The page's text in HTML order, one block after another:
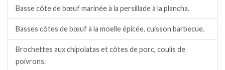
Basse côte de bœuf marinée à la persillade à la plancha.
Basses côtes de bœuf à la moelle épicée, cuisson barbecue.
Brochettes aux chipolatas et côtes de porc, coulis de
poivrons.